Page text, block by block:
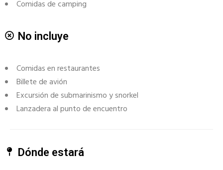
Comidas de camping
No incluye
Comidas en restaurantes
Billete de avión
Excursión de submarinismo y snorkel
Lanzadera al punto de encuentro
Dónde estará